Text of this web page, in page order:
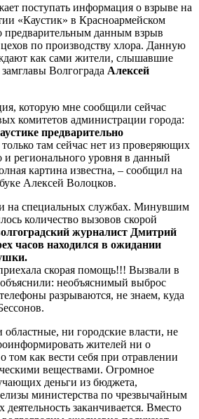
поступать информация о взрыве на
«Каустик» в Красноармейском
предварительным данным взрыв
по производству хлора. Данную
как сами жители, слышавшие
Волгограда Алексей
которую мне сообщили сейчас
комитетов администрации города:
предварительно
только там сейчас нет из проверяющих
и регионального уровня в данный
картина известна, – сообщил на
Алексей Волоцков.
и на специальных службах. Минувшим
количество вызовов скорой
журналист Дмитрий
часов находился в ожидании
скорая помощь!!! Вызвали в
необъяснимый выброс
разрываются, не знаем, куда
ни городские власти, не
жителей ни о
том как вести себя при отравлении
веществами. Огромное
деньги из бюджета,
министерства по чрезвычайным
заканчивается. Вместо